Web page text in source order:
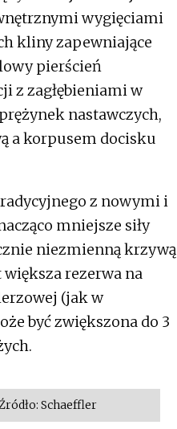
wygięciami
kliny zapewniające
pierścień
z zagłębieniami w
nastawczych,
a korpusem docisku
z nowymi i
mniejsze siły
niezmienną krzywą
większa rezerwa na
(jak w
być zwiększona do 3
Schaeffler